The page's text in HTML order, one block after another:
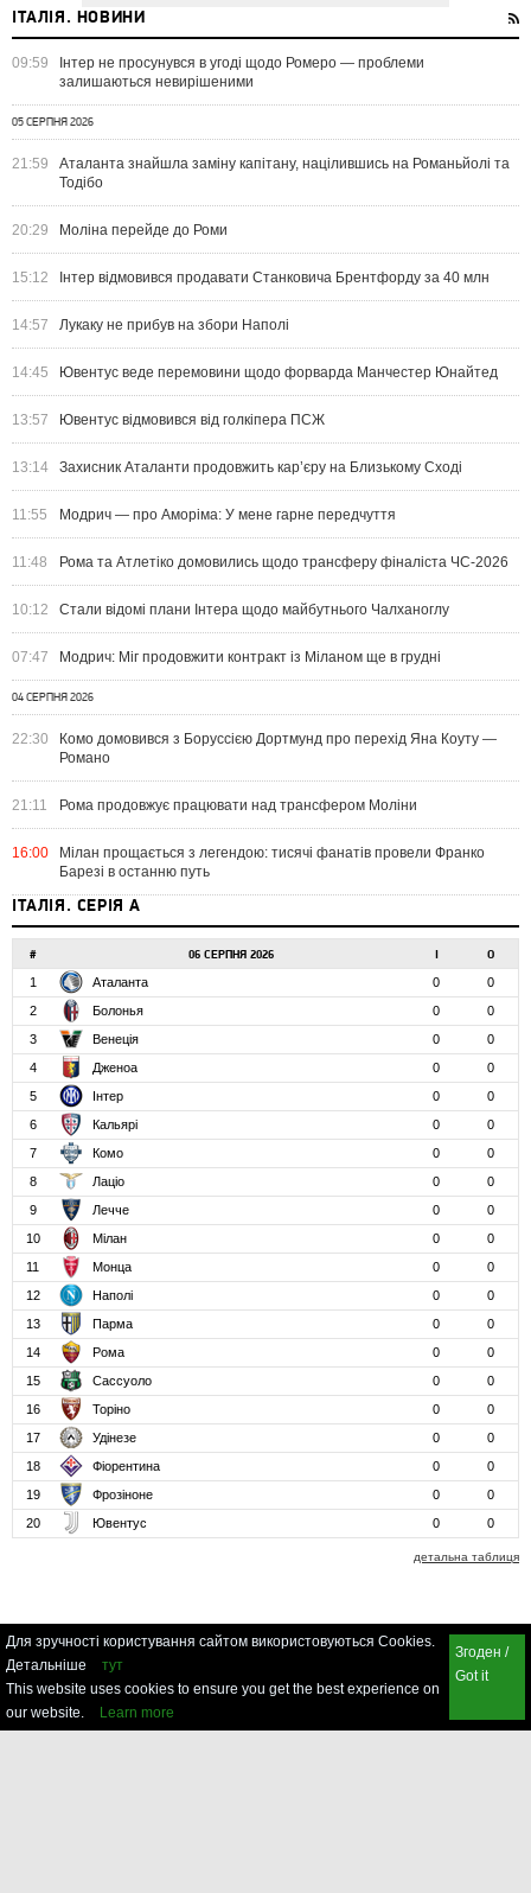
ІТАЛІЯ. НОВИНИ
09:59
Інтер не просунувся в угоді щодо Ромеро — проблеми
залишаються невирішеними
05 СЕРПНЯ 2026
21:59
Аталанта знайшла заміну капітану, націлившись на Романьйолі та
Тодібо
20:29 Моліна перейде до Роми
15:12 Інтер відмовився продавати Станковича Брентфорду за 40 млн
14:57 Лукаку не прибув на збори Наполі
14:45 Ювентус веде перемовини щодо форварда Манчестер Юнайтед
13:57 Ювентус відмовився від голкіпера ПСЖ
13:14 Захисник Аталанти продовжить кар’єру на Близькому Сході
11:55 Модрич — про Аморіма: У мене гарне передчуття
11:48 Рома та Атлетіко домовились щодо трансферу фіналіста ЧС-2026
10:12 Стали відомі плани Інтера щодо майбутнього Чалханоглу
07:47 Модрич: Міг продовжити контракт із Міланом ще в грудні
04 СЕРПНЯ 2026
22:30
Комо домовився з Боруссією Дортмунд про перехід Яна Коуту —
Романо
21:11 Рома продовжує працювати над трансфером Моліни
16:00
Мілан прощається з легендою: тисячі фанатів провели Франко
Барезі в останню путь
ІТАЛІЯ. СЕРІЯ А
# 06 СЕРПНЯ 2026 І О
1 Аталанта 0
0
2
Болонья 0
0
3
Венеція 0
0
4
Дженоа 0
0
5
Інтер 0
0
6
Кальярі 0
0
7
Комо 0
0
8
Лаціо 0
0
9
Лечче 0
0
10
Мілан 0
0
11
Монца 0
0
12
Наполі 0
0
13
Парма 0
0
14
Рома 0
0
15
Сассуоло 0
0
16
Торіно 0
0
17
Удінезе 0
0
18
Фіорентина 0
0
19
Фрозіноне 0
0
20
Ювентус 0 0
детальна таблиця
Для зручності користування сайтом використовуються Cookies.
Детальніше
тут
This website uses cookies to ensure you get the best experience on
our website.
Learn more
Згоден /
Got it